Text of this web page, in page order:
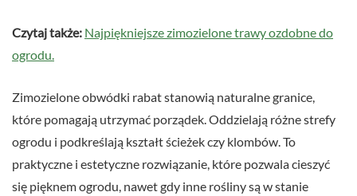
Czytaj także: Najpiękniejsze zimozielone trawy ozdobne do
ogrodu.
Zimozielone obwódki rabat stanowią naturalne granice,
które pomagają utrzymać porządek. Oddzielają różne strefy
ogrodu i podkreślają kształt ścieżek czy klombów. To
praktyczne i estetyczne rozwiązanie, które pozwala cieszyć
się pięknem ogrodu, nawet gdy inne rośliny są w stanie